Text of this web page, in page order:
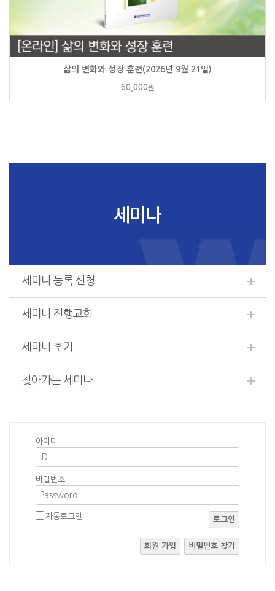
삶의 변화와 성장 훈련(2026년 9월 21일)
60,000원
세미나
세미나 등록 신청
세미나 진행교회
세미나 후기
찾아가는 세미나
아이디
비밀번호
자동로그인 로그인
회원 가입 비밀번호 찾기